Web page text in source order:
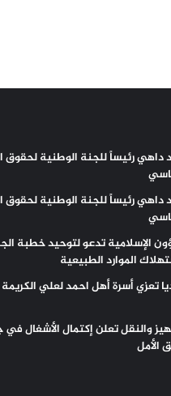
داهي رئيساً للجنة الوطنية لحقوق
داهي رئيساً للجنة الوطنية لحقوق
الإسلامية تدعو لتوحيد خطبة
الموارد الطبيعية
تعزي أسرة أهل احمد لعلي
والنقل تعلن إكتمال الأشغال
الأمل